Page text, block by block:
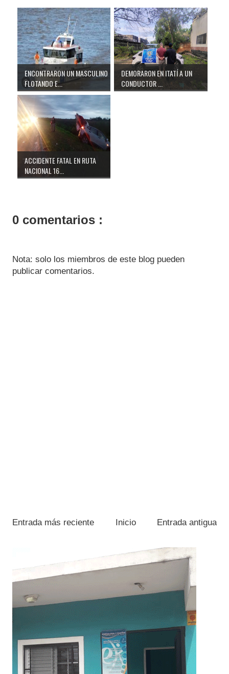
ENCONTRARON UN MASCULINO
FLOTANDO E...
DEMORARON EN ITATÍ A UN
CONDUCTOR ...
ACCIDENTE FATAL EN RUTA
NACIONAL 16...
0 comentarios :
Nota: solo los miembros de este blog pueden
publicar comentarios.
Entrada más reciente Entrada antigua
Inicio